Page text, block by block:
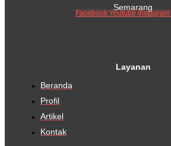
Semarang
Facebook Youtube Instagram
Layanan
Beranda
Profil
Artikel
Kontak